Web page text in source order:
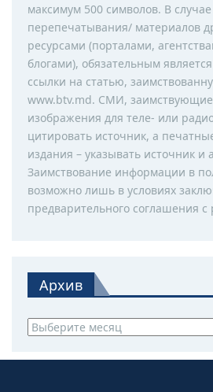
максимум 500 символов. В
перепечатывания/ материалов
ресурсами (порталами,
блогами), обязательным
ссылки на статью,
www.btv.md. СМИ, заимствующие
изображения для теле- или
цитировать источник, а
издания – указывать источник
Заимствование информации в
возможно лишь в условиях
предварительного соглашения с
Архив
Архив